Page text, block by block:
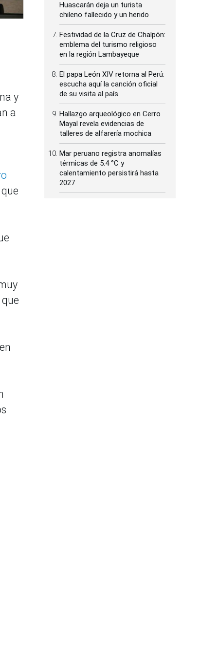
y
a
Huascarán deja un turista
chileno fallecido y un herido
Festividad de la Cruz de Chalpón:
emblema del turismo religioso
en la región Lambayeque
El papa León XIV retorna al Perú:
escucha aquí la canción oficial
de su visita al país
Hallazgo arqueológico en Cerro
Mayal revela evidencias de
talleres de alfarería mochica
Mar peruano registra anomalías
térmicas de 5.4 °C y
calentamiento persistirá hasta
2027